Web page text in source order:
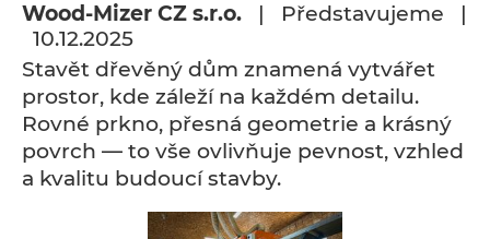
Wood-Mizer CZ s.r.o. | Představujeme |
10.12.2025
Stavět dřevěný dům znamená vytvářet
prostor, kde záleží na každém detailu.
Rovné prkno, přesná geometrie a krásný
povrch — to vše ovlivňuje pevnost, vzhled
a kvalitu budoucí stavby.